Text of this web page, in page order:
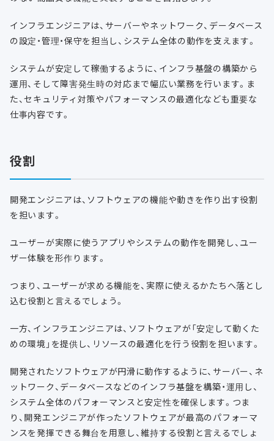
インフラエンジニアは、サーバーやネットワーク、データベース
の設定・管理・保守を担当し、システム全体の動作を支えます。
システムが安定して稼働するように、インフラ基盤の構築から
運用、そして障害発生時の対応まで幅広い業務を行います。ま
た、セキュリティ対策やパフォーマンスの最適化なども重要な
仕事内容です。
役割
開発エンジニアは、ソフトウェアの機能や動きを作り出す役割
を担います。
ユーザーが実際に使うアプリやシステムの動作を開発し、ユー
ザー体験を形作ります。
つまり、ユーザーが求める機能を、実際に使えるかたちへ落とし
込む役割と言えるでしょう。
一方、インフラエンジニアは、ソフトウェアが「安定して動くた
めの環境」を提供し、リソースの最適化を行う役割を担います。
開発されたソフトウェアが円滑に動作するように、サーバー、ネ
ットワーク、データベースなどのインフラ基盤を構築・運用し、
システム全体のパフォーマンスと安定性を確保します。つま
り、開発エンジニアが作ったソフトウェアが最高のパフォーマ
ンスを発揮できる舞台を用意し、維持する役割と言えるでしょ